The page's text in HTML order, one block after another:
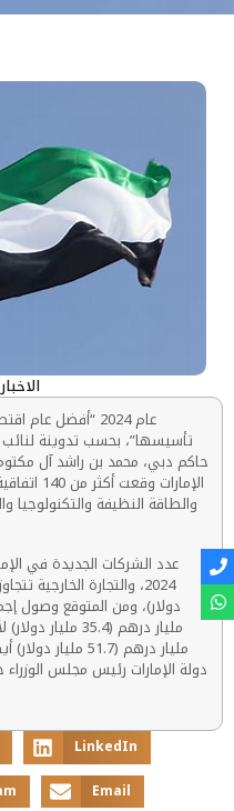
الاخبار
عام 2024 “أفضل
تأسيسها”، بحسب تدوينة
حاكم دبي، محمد بن راشد آل
والطاقة النظيفة والتكنولوجيا
مليار درهم (51.7
دولة الإمارات رئيس مجلس
LinkedIn
Email